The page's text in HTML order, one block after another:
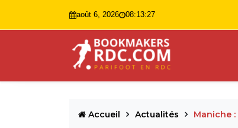
août 6, 2026 08:13:28
Accueil Actualités Maniche